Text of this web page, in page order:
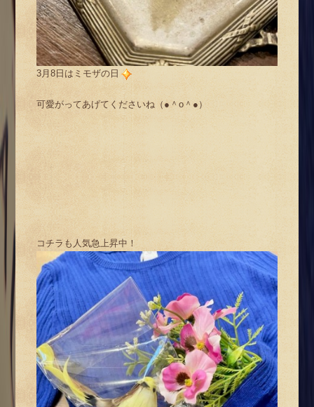
3月8日はミモザの日
可愛がってあげてくださいね（●＾o＾●）
コチラも人気急上昇中！